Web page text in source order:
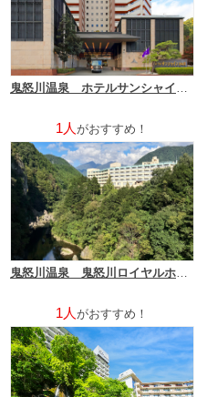
1人 がおすすめ！
1人 がおすすめ！